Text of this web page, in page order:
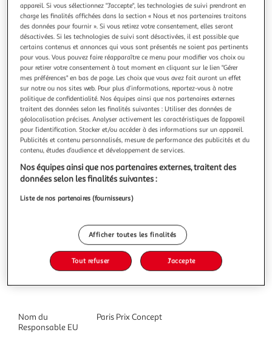
Illustration
précédente
Illustration
suivante
ATMOSPHERA
Lot de 3 torchons imprimés twiste lime 45x70cm
multicolore
Informations Techniques : Dimensions : L. 70 x l. 45 x H. 0,1
cm Matière : 100% Coton Spécificités : Pratique & Utile Lot
de 3 torchons Motifs imprimés Lavable en machine à 40°
Poids : 0,22 kg Couleur : Multicolore
En savoir +
Vous voulez connaître le prix de ce produit ?
Afficher le prix
Caractéristiques
Nom du
Responsable EU
Paris Prix Concept
appareil. Si vous sélectionnez "J'accepte", les technologies de suivi prendront en
charge les finalités affichées dans la section « Nous et nos partenaires traitons
des données pour fournir ». Si vous retirez votre consentement, elles seront
désactivées. Si les technologies de suivi sont désactivées, il est possible que
certains contenus et annonces qui vous sont présentés ne soient pas pertinents
pour vous. Vous pouvez faire réapparaître ce menu pour modifier vos choix ou
pour retirer votre consentement à tout moment en cliquant sur le lien "Gérer
mes préférences" en bas de page. Les choix que vous avez fait auront un effet
sur notre ou nos sites web. Pour plus d’informations, reportez-vous à notre
politique de confidentialité. Nos équipes ainsi que nos partenaires externes
traitent des données selon les finalités suivantes : Utiliser des données de
géolocalisation précises. Analyser activement les caractéristiques de l’appareil
pour l’identification. Stocker et/ou accéder à des informations sur un appareil.
Publicités et contenu personnalisés, mesure de performance des publicités et du
contenu, études d’audience et développement de services.
Nos équipes ainsi que nos partenaires externes, traitent des
données selon les finalités suivantes :
Liste de nos partenaires (fournisseurs)
Afficher toutes les finalités
Tout refuser J'accepte